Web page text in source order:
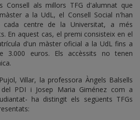
Consell als millors TFG d'alumnat que
a la UdL, el Consell Social n'han
centre de la Universitat, a més
En aquest cas, el premi consisteix en el
d'un màster oficial a la UdL fins a
3.000 euros. Els accèssits no tenen
Villar, la professora Àngels Balsells
PDI i Josep Maria Giménez com a
ha distingit els següents TFGs